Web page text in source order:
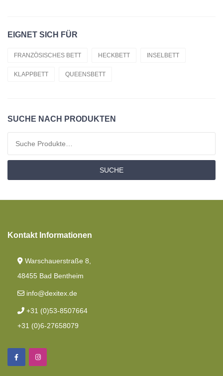
Kissen
Material
Matratzen
Toppers Matratzen
Angebotspaket
Moltons
EIGNET SICH FÜR
FRANZÖSISCHES BETT HECKBETT INSELBETT
KLAPPBETT QUEENSBETT
SUCHE NACH PRODUKTEN
SUCHE
Kontakt Informationen
Warschauerstraße 8,
48455 Bad Bentheim
info@dexitex.de
+31 (0)53-8507664
+31 (0)6-27658079